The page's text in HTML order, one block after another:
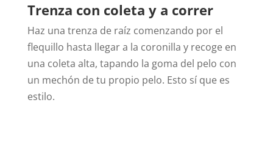
Trenza con coleta y a correr
Haz una trenza de raíz comenzando por el
flequillo hasta llegar a la coronilla y recoge en
una coleta alta, tapando la goma del pelo con
un mechón de tu propio pelo. Esto sí que es
estilo.